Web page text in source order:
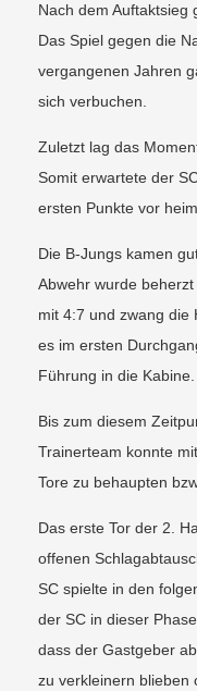
Nach dem Auftaktsieg
Das Spiel gegen die
vergangenen Jahren
sich verbuchen.
Zuletzt lag das
Somit erwartete der
ersten Punkte vor
Die B-Jungs kamen
Abwehr wurde
mit 4:7 und zwang die
es im ersten
Führung in die Kabine.
Bis zum diesem
Trainerteam konnte
Tore zu behaupten
Das erste Tor der 2.
offenen
SC spielte in den
der SC in dieser
dass der Gastgeber
zu verkleinern blieben